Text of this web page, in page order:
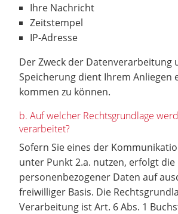
Ihre Nachricht
Zeitstempel
IP-Adresse
Der Zweck der Datenverarbeitung
Speicherung dient Ihrem Anliegen
kommen zu können.
b. Auf welcher Rechtsgrundlage
verarbeitet?
Sofern Sie eines der
unter Punkt 2.a. nutzen, erfolgt die
personenbezogener Daten auf
freiwilliger Basis. Die
Verarbeitung ist Art. 6 Abs. 1